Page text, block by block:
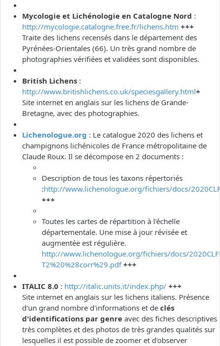
Mycologie et Lichénologie en Catalogne Nord :
http://mycologie.catalogne.free.fr/lichens.htm +++
Traite des lichens recensés dans le département des
Pyrénées-Orientales (66). Un très grand nombre de
photographies vérifiées et validées sont disponibles.
British Lichens :
http://www.britishlichens.co.uk/speciesgallery.html+
Site internet en anglais sur les lichens de Grande-
Bretagne, avec des photographies.
Lichenologue.org : Le catalogue 2020 des lichens et
champignons lichénicoles de France métropolitaine de
Claude Roux. Il se décompose en 2 documents :
Description de tous les taxons répertoriés
:http://www.lichenologue.org/fichiers/docs/
+++
Toutes les cartes de répartition à l'échelle
départementale. Une mise à jour révisée et
augmentée est régulière.
http://www.lichenologue.org/fichiers/docs/
T2%20%28corr%29.pdf +++
ITALIC 8.0 : http://italic.units.it/index.php/ +++
Site internet en anglais sur les lichens italiens. Présence
d'un grand nombre d'informations et de clés
d'identifications par genre avec des fiches descriptives
très complètes et des photos de très grandes qualités sur
lesquelles il est possible de zoomer et d'observer